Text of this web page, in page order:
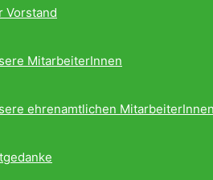
Vorstand
MitarbeiterInnen
ehrenamtlichen MitarbeiterInnen